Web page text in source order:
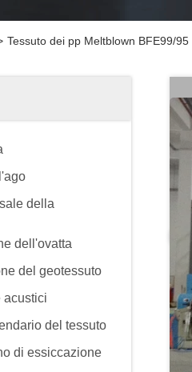
Tessuto dei pp Meltblown BFE99/
della
dell'ovatta
del geotessuto
acustici
del tessuto
di essiccazione